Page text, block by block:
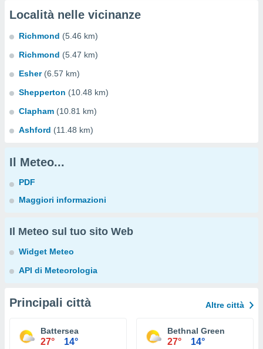
Località nelle vicinanze
Richmond (5.46 km)
Richmond (5.47 km)
Esher (6.57 km)
Shepperton (10.48 km)
Clapham (10.81 km)
Ashford (11.48 km)
Il Meteo...
PDF
Maggiori informazioni
Il Meteo sul tuo sito Web
Widget Meteo
API di Meteorologia
Principali città Altre città
Battersea
27° 14°
Bethnal Green
27° 14°